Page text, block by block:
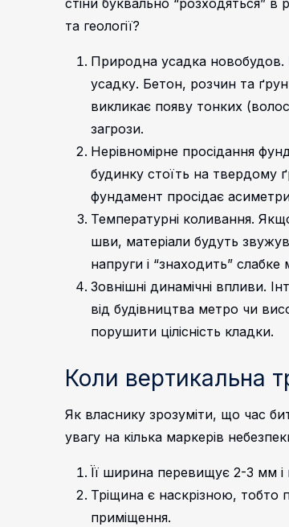
стіни буквально “розходяться” в
та геології?
Природна усадка
усадку. Бетон, розчин та
викликає появу тонких
загрози.
Нерівномірне просідання
будинку стоїть на твердому
фундамент просідає
Температурні коливання.
шви, матеріали будуть
напруги і “знаходить”
Зовнішні динамічні впливи.
від будівництва метро чи
порушити цілісність кладки.
Коли вертикальна
Як власнику зрозуміти, що час
увагу на кілька маркерів
Її ширина перевищує 2-3 мм
Тріщина є наскрізною, тобто
приміщення.